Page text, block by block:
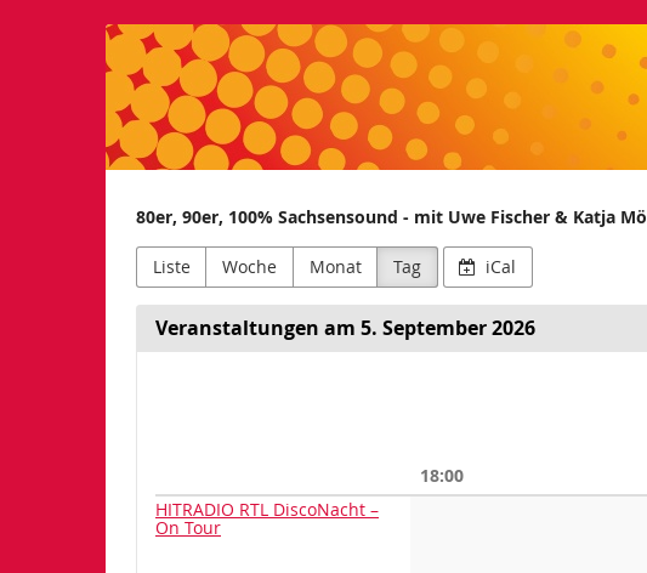
HITRADIO
RTL
80er, 90er, 100% Sachsensound - mit Uwe Fischer & Katja
Liste Woche Monat Tag iCal
Veranstaltungen am 5. September 2026
auswählen
18:00
HITRADIO RTL DiscoNacht –
On Tour